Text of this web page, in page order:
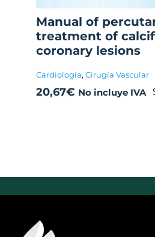
Manual of
treatment of
coronary lesions
Cardiología, Cirugía Vascular
20,67€ No incluye IVA